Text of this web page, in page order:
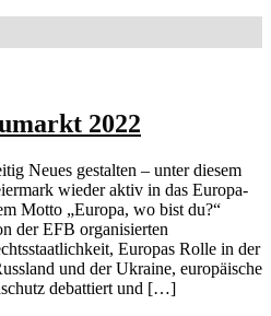
2022
Neues gestalten – unter diesem
wieder aktiv in das Europa-
Motto „Europa, wo bist du?“
der EFB organisierten
Europas Rolle in der
und der Ukraine, europäische
debattiert und […]